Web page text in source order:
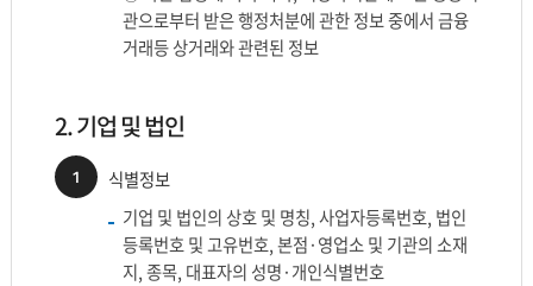
관으로부터 받은 행정처분에 관한 정보 중에서 금융
거래등 상거래와 관련된 정보
2. 기업 및 법인
1
식별정보
기업 및 법인의 상호 및 명칭, 사업자등록번호, 법인
등록번호 및 고유번호, 본점·영업소 및 기관의 소재
지, 종목, 대표자의 성명·개인식별번호